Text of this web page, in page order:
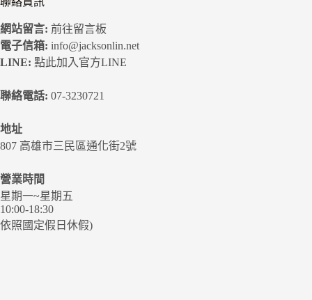
網站留言: 前往留言板
電子信箱: info@jacksonlin.net
LINE: 點此加入官方LINE
聯絡電話: 07-3230721
地址
807 高雄市三民區通化街2號
營業時間
星期一~星期五
10:00-18:30
依照國定假日休假)